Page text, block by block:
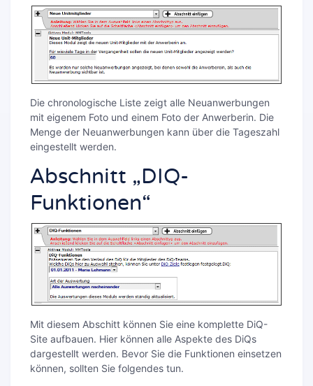
Die chronologische Liste zeigt alle Neuanwerbungen
mit eigenem Foto und einem Foto der Anwerberin. Die
Menge der Neuanwerbungen kann über die Tageszahl
eingestellt werden.
Abschnitt „DIQ-
Funktionen“
Mit diesem Abschitt können Sie eine komplette DiQ-
Site aufbauen. Hier können alle Aspekte des DiQs
dargestellt werden. Bevor Sie die Funktionen einsetzen
können, sollten Sie folgendes tun.